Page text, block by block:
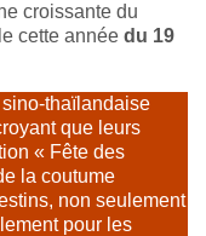
croissante du
cette année du 19
thaïlandaise
que leurs
« Fête des
la coutume
non seulement
pour les